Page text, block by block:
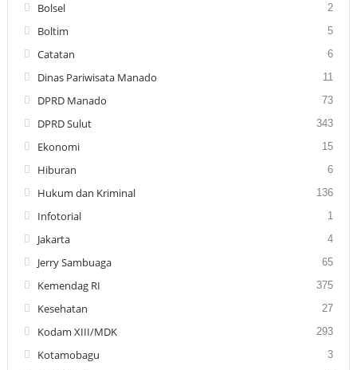
Bolsel 2
Boltim 5
Catatan 6
Dinas Pariwisata Manado 11
DPRD Manado 73
DPRD Sulut 343
Ekonomi 15
Hiburan 6
Hukum dan Kriminal 136
Infotorial 1
Jakarta 4
Jerry Sambuaga 65
Kemendag RI 375
Kesehatan 27
Kodam XIII/MDK 293
Kotamobagu 3